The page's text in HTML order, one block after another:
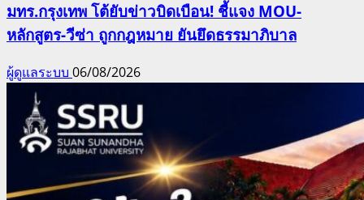
มทร.กรุงเทพ โต้ยับข่าวบิดเบือน! ชี้แจง MOU-
หลักสูตร-วีซ่า ถูกกฎหมาย ยันยึดธรรมาภิบาล
ผู้ดูแลระบบ 06/08/2026